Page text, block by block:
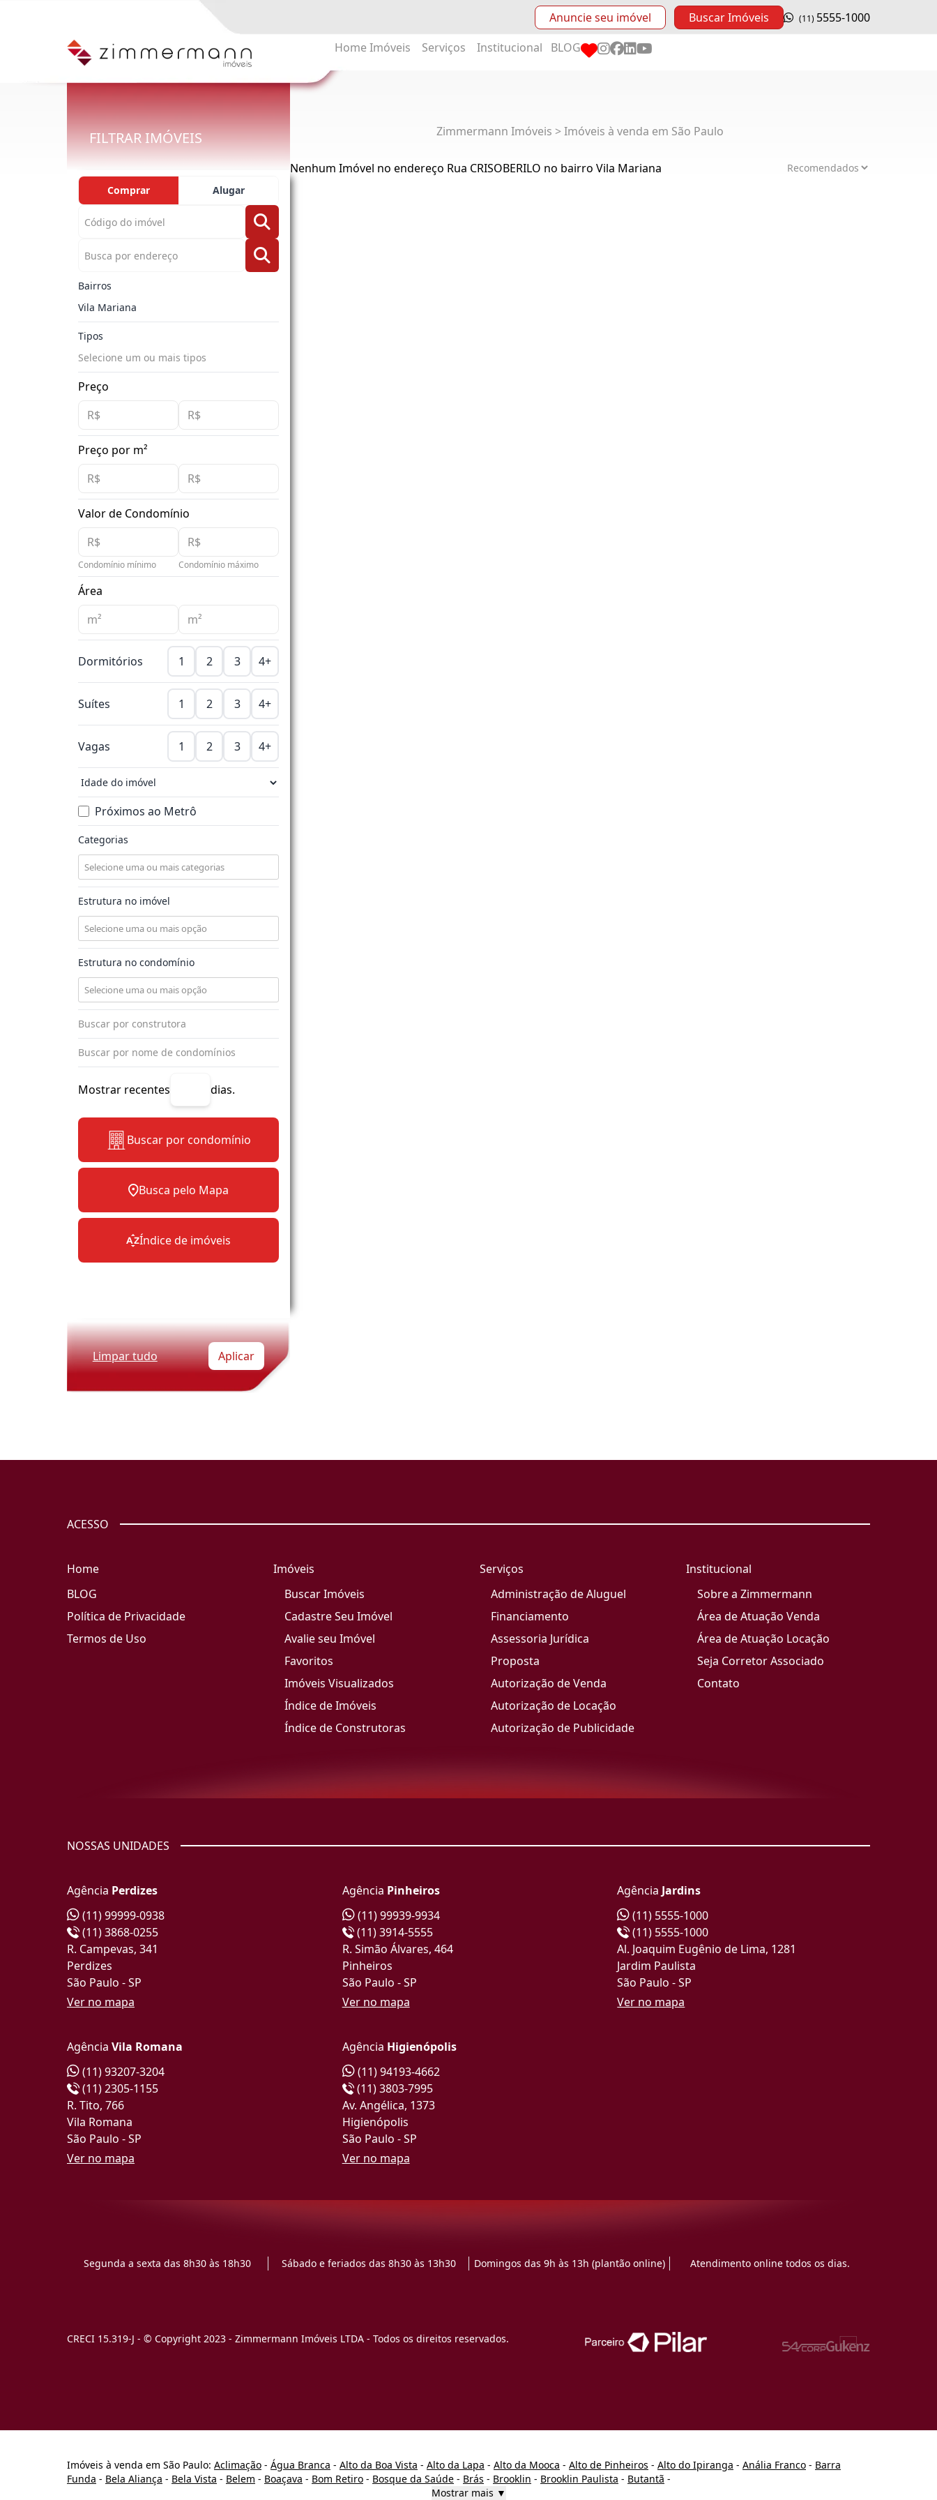
Anuncie seu imóvel Buscar Imóveis (11) 5555-1000
Home Imóveis Serviços Institucional BLOG
FILTRAR IMÓVEIS
Comprar Alugar
Bairros
Vila Mariana
Tipos
Selecione um ou mais tipos
Preço
Preço por m²
Valor de Condomínio
Condomínio mínimo Condomínio máximo
Área
Dormitórios 1 2 3 4+
Suítes 1 2 3 4+
Vagas 1 2 3 4+
Próximos ao Metrô
Categorias
Estrutura no imóvel
Estrutura no condomínio
Mostrar recentes dias.
Buscar por condomínio
Busca pelo Mapa
Índice de imóveis
Limpar tudo Aplicar
Zimmermann Imóveis > Imóveis à venda em São Paulo
Nenhum Imóvel no endereço Rua CRISOBERILO no bairro Vila Mariana
ACESSO
Home
BLOG
Política de Privacidade
Termos de Uso
Imóveis
Buscar Imóveis
Cadastre Seu Imóvel
Avalie seu Imóvel
Favoritos
Imóveis Visualizados
Índice de Imóveis
Índice de Construtoras
Serviços
Administração de Aluguel
Financiamento
Assessoria Jurídica
Proposta
Autorização de Venda
Autorização de Locação
Autorização de Publicidade
Institucional
Sobre a Zimmermann
Área de Atuação Venda
Área de Atuação Locação
Seja Corretor Associado
Contato
NOSSAS UNIDADES
Agência Perdizes
(11) 99999-0938
(11) 3868-0255
R. Campevas, 341
Perdizes
São Paulo - SP
Ver no mapa
Agência Pinheiros
(11) 99939-9934
(11) 3914-5555
R. Simão Álvares, 464
Pinheiros
São Paulo - SP
Ver no mapa
Agência Jardins
(11) 5555-1000
(11) 5555-1000
Al. Joaquim Eugênio de Lima, 1281
Jardim Paulista
São Paulo - SP
Ver no mapa
Agência Vila Romana
(11) 93207-3204
(11) 2305-1155
R. Tito, 766
Vila Romana
São Paulo - SP
Ver no mapa
Agência Higienópolis
(11) 94193-4662
(11) 3803-7995
Av. Angélica, 1373
Higienópolis
São Paulo - SP
Ver no mapa
Segunda a sexta das 8h30 às 18h30 Sábado e feriados das 8h30 às 13h30 Domingos das 9h às 13h (plantão online) Atendimento online todos os dias.
CRECI 15.319-J - © Copyright 2023 - Zimmermann Imóveis LTDA - Todos os direitos reservados.
Imóveis à venda em São Paulo: Aclimação - Água Branca - Alto da Boa Vista - Alto da Lapa - Alto da Mooca - Alto de Pinheiros - Alto do Ipiranga - Anália Franco - Barra
Funda - Bela Aliança - Bela Vista - Belem - Boaçava - Bom Retiro - Bosque da Saúde - Brás - Brooklin - Brooklin Paulista - Butantã -
Mostrar mais ▼